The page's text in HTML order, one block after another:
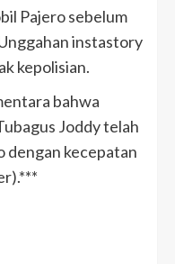
Pajero sebelum
instastory
kepolisian.
bahwa
Joddy telah
dengan kecepatan